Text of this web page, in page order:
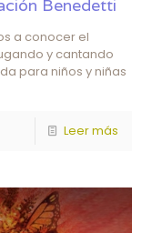
Benedetti
a conocer el
y cantando
para niños y niñas
Leer más